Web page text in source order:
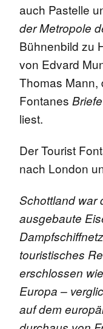
auch Pastelle
der Metropole
Bühnenbild zu
von Edvard
Thomas Mann,
Fontanes
liest.
Der Tourist
nach London
Schottland war
ausgebaute
touristisches
erschlossen
Europa –
auf dem